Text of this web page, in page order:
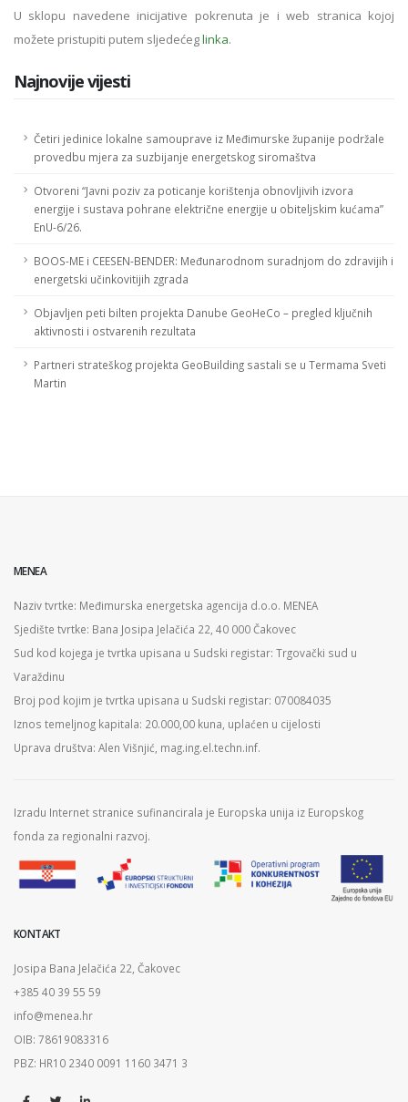
U sklopu navedene inicijative pokrenuta je i web stranica kojoj
možete pristupiti putem sljedećeglinka.
Najnovije vijesti
Četiri jedinice lokalne samouprave iz Međimurske županije podržale
provedbu mjera za suzbijanje energetskog siromaštva
Otvoreni “Javni poziv za poticanje korištenja obnovljivih izvora
energije i sustava pohrane električne energije u obiteljskim kućama”
EnU-6/26.
BOOS-ME i CEESEN-BENDER: Međunarodnom suradnjom do zdravijih i
energetski učinkovitijih zgrada
Objavljen peti bilten projekta Danube GeoHeCo – pregled ključnih
aktivnosti i ostvarenih rezultata
Partneri strateškog projekta GeoBuilding sastali se u Termama Sveti
Martin
MENEA
Naziv tvrtke: Međimurska energetska agencija d.o.o. MENEA
Sjedište tvrtke: Bana Josipa Jelačića 22, 40 000 Čakovec
Sud kod kojega je tvrtka upisana u Sudski registar: Trgovački sud u
Varaždinu
Broj pod kojim je tvrtka upisana u Sudski registar: 070084035
Iznos temeljnog kapitala: 20.000,00 kuna, uplaćen u cijelosti
Uprava društva: Alen Višnjić, mag.ing.el.techn.inf.
Izradu Internet stranice sufinancirala je Europska unija iz Europskog
fonda za regionalni razvoj.
KONTAKT
Josipa Bana Jelačića 22, Čakovec
+385 40 39 55 59
info@menea.hr
OIB: 78619083316
PBZ: HR10 2340 0091 1160 3471 3